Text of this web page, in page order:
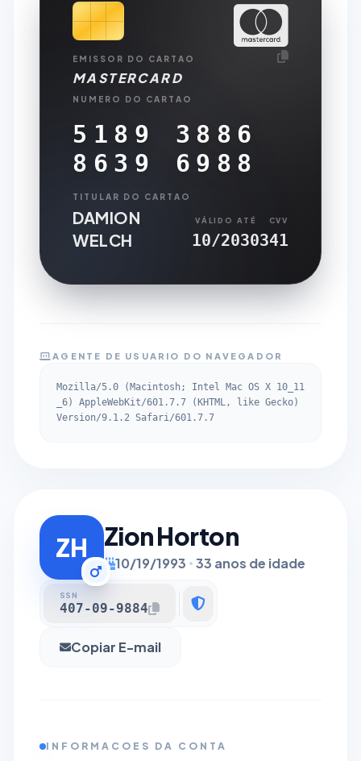
EMISSOR DO CARTAO
MASTERCARD
NUMERO DO CARTAO
5189 3886
8639 6988
TITULAR DO CARTAO
DAMION
WELCH
VÁLIDO ATÉ
10/2030
CVV
341
AGENTE DE USUARIO DO NAVEGADOR
Mozilla/5.0 (Macintosh; Intel Mac OS X 10_11
_6) AppleWebKit/601.7.7 (KHTML, like Gecko)
Version/9.1.2 Safari/601.7.7
ZH Zion Horton
10/19/1993 33 anos de idade
SSN
407-09-9884
Copiar E-mail
INFORMACOES DA CONTA